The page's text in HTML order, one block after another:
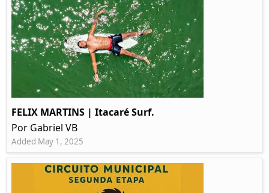
FELIX MARTINS | Itacaré Surf.
Por Gabriel VB
Added May 1, 2025